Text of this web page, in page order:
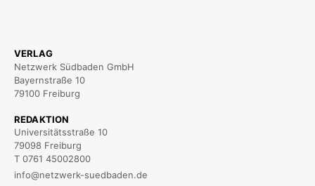
VERLAG
Netzwerk Südbaden GmbH
Bayernstraße 10
79100 Freiburg
REDAKTION
Universitätsstraße 10
79098 Freiburg
T 0761 45002800
info@netzwerk-suedbaden.de